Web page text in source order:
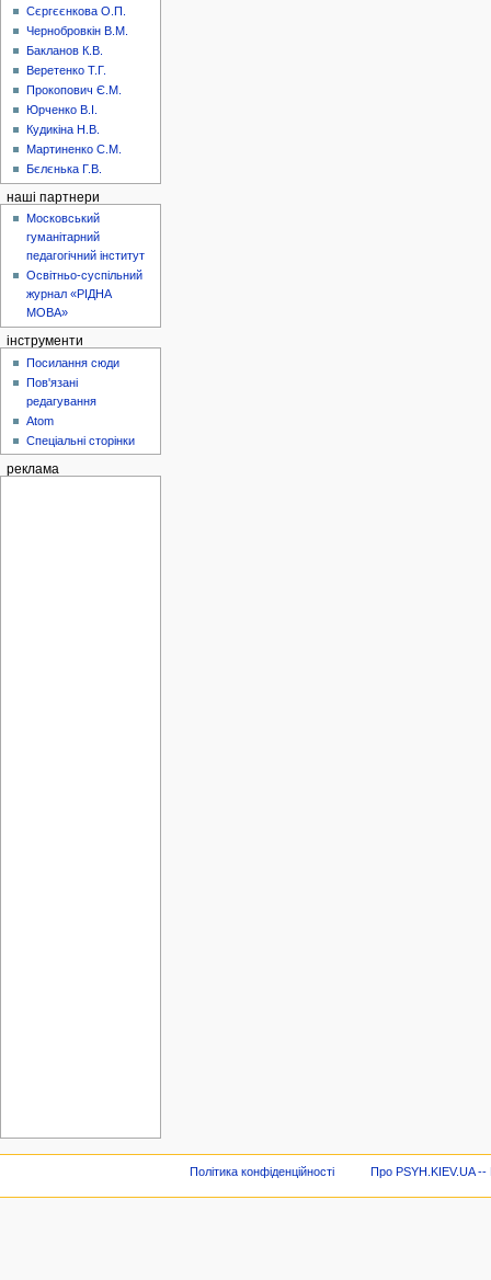
Сєргєєнкова О.П.
Чернобровкін В.М.
Бакланов К.В.
Веретенко Т.Г.
Прокопович Є.М.
Юрченко В.І.
Кудикіна Н.В.
Мартиненко С.М.
Бєлєнька Г.В.
наші партнери
Московський
гуманітарний
педагогічний інститут
Освітньо-суспільний
журнал «РІДНА
МОВА»
інструменти
Посилання сюди
Пов'язані
редагування
Atom
Спеціальні сторінки
реклама
Політика конфіденційності Про PSYH.KIEV.UA --